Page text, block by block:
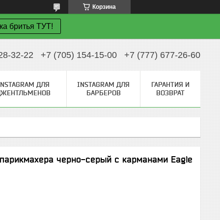
Корзина
бритья ТУТ!
32-22 +7 (705) 154-15-00 +7 (777) 677-26-60
ДЛЯ
INSTAGRAM ДЛЯ
БАРБЕРОВ
ГАРАНТИЯ И
ВОЗВРАТ
черно-серый с карманами Eagle